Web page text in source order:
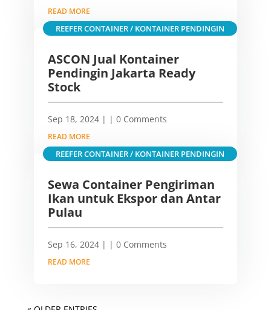
READ MORE
ASCON Jual Kontainer
Pendingin Jakarta Ready
Stock
Sep 18, 2024|
REEFER CONTAINER / KONTAINER PENDINGIN
| 0 Comments
READ MORE
Sewa Container Pengiriman
Ikan untuk Ekspor dan Antar
Pulau
Sep 16, 2024|
REEFER CONTAINER / KONTAINER PENDINGIN
| 0 Comments
READ MORE